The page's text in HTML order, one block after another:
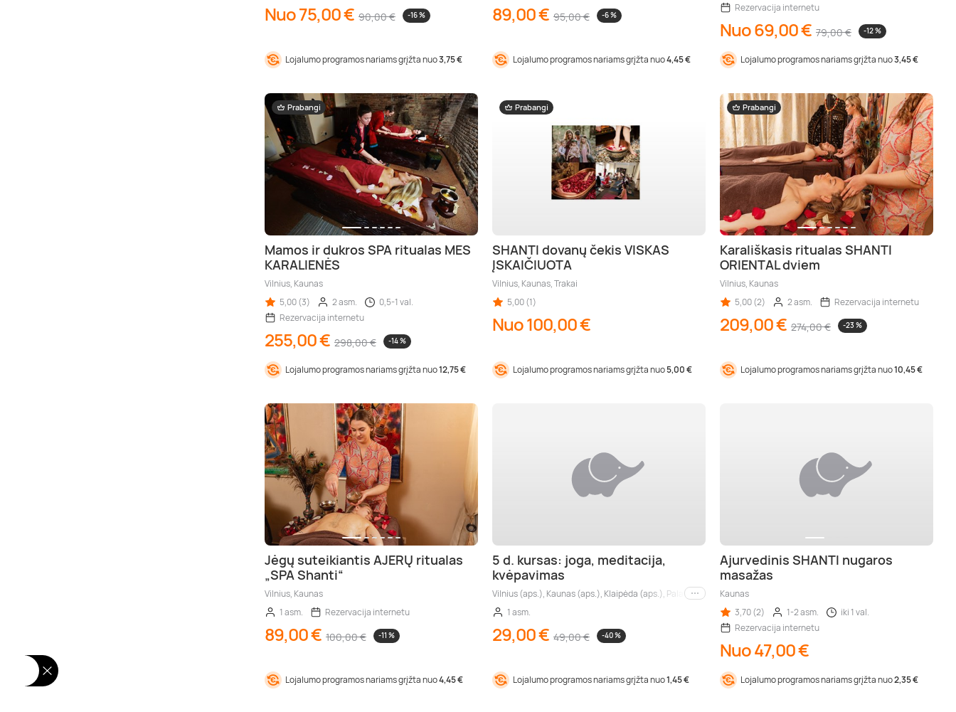
Nuo 75,00 € 90,00 € -16 %
Lojalumo programos nariams grįžta nuo3,75 €
89,00 € 95,00 € -6 %
Lojalumo programos nariams grįžta nuo4,45 €
Rezervacija internetu
Nuo 69,00 € 79,00 € -12 %
Lojalumo programos nariams grįžta nuo3,45 €
Prabangi
Mamos ir dukros SPA ritualas MES
KARALIENĖS
Vilnius, Kaunas
5,00 (3)
2 asm.
0,5-1 val.
Rezervacija internetu
255,00 € 298,00 € -14 %
Lojalumo programos nariams grįžta nuo12,75 €
Prabangi
SHANTI dovanų čekis VISKAS
ĮSKAIČIUOTA
Vilnius, Kaunas, Trakai
5,00 (1)
Nuo 100,00 €
Lojalumo programos nariams grįžta nuo5,00 €
Prabangi
Karališkasis ritualas SHANTI
ORIENTAL dviem
Vilnius, Kaunas
5,00 (2)
2 asm. Rezervacija internetu
209,00 € 274,00 € -23 %
Lojalumo programos nariams grįžta nuo10,45 €
Jėgų suteikiantis AJERŲ ritualas
„SPA Shanti“
Vilnius, Kaunas
1 asm.
Rezervacija internetu
89,00 € 100,00 € -11 %
Lojalumo programos nariams grįžta nuo4,45 €
5 d. kursas: joga, meditacija,
kvėpavimas
Vilnius (aps.), Kaunas (aps.), Klaipėda (aps.), Palanga (aps.), Nida (aps.), Druskininkai (aps.), Birštonas (aps.), Trakai
Kiti miestai
1 asm.
29,00 € 49,00 € -40 %
Lojalumo programos nariams grįžta nuo1,45 €
Ajurvedinis SHANTI nugaros
masažas
Kaunas
3,70 (2)
1-2 asm.
iki 1 val.
Rezervacija internetu
Nuo 47,00 €
Lojalumo programos nariams grįžta nuo2,35 €